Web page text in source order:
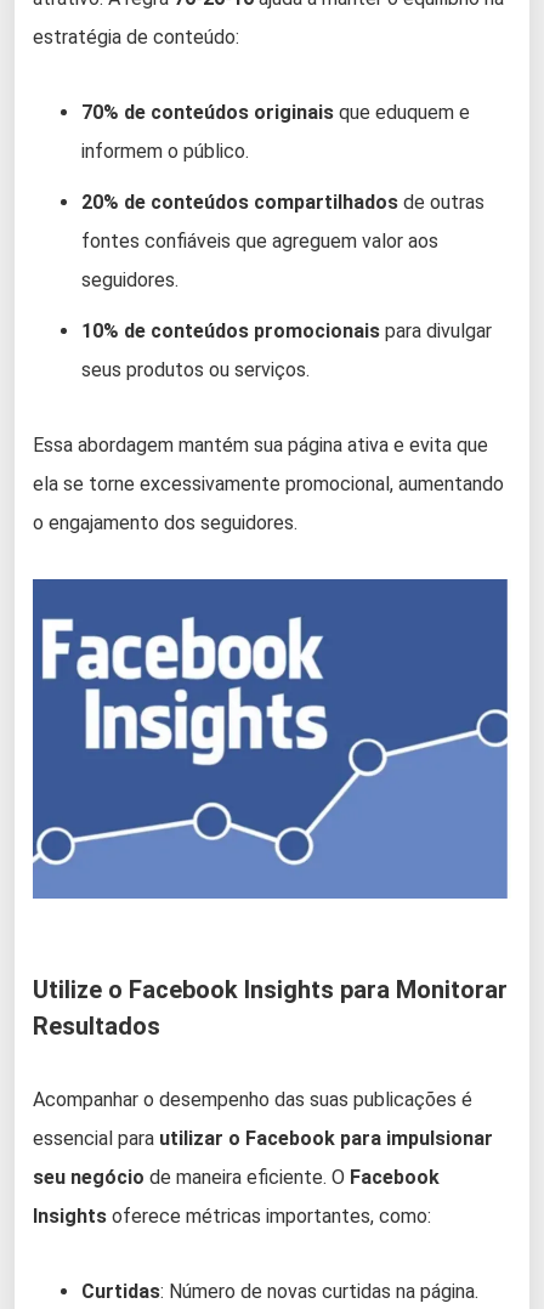
estratégia de conteúdo:
70% de conteúdos originais que eduquem e
informem o público.
20% de conteúdos compartilhados de outras
fontes confiáveis que agreguem valor aos
seguidores.
10% de conteúdos promocionais para divulgar
seus produtos ou serviços.
Essa abordagem mantém sua página ativa e evita que
ela se torne excessivamente promocional, aumentando
o engajamento dos seguidores.
Utilize o Facebook Insights para Monitorar
Resultados
Acompanhar o desempenho das suas publicações é
essencial para utilizar o Facebook para impulsionar
seu negócio de maneira eficiente. O Facebook
Insights oferece métricas importantes, como:
Curtidas: Número de novas curtidas na página.